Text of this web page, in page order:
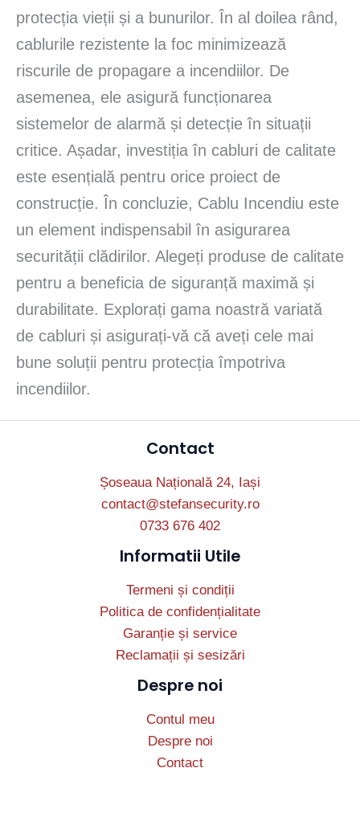
protecția vieții și a bunurilor. În al doilea rând,
cablurile rezistente la foc minimizează
riscurile de propagare a incendiilor. De
asemenea, ele asigură funcționarea
sistemelor de alarmă și detecție în situații
critice. Așadar, investiția în cabluri de calitate
este esențială pentru orice proiect de
construcție. În concluzie, Cablu Incendiu este
un element indispensabil în asigurarea
securității clădirilor. Alegeți produse de calitate
pentru a beneficia de siguranță maximă și
durabilitate. Explorați gama noastră variată
de cabluri și asigurați-vă că aveți cele mai
bune soluții pentru protecția împotriva
incendiilor.
Contact
Șoseaua Națională 24, Iași
contact@stefansecurity.ro
0733 676 402
Informatii Utile
Termeni și condiții
Politica de confidențialitate
Garanție și service
Reclamații și sesizări
Despre noi
Contul meu
Despre noi
Contact